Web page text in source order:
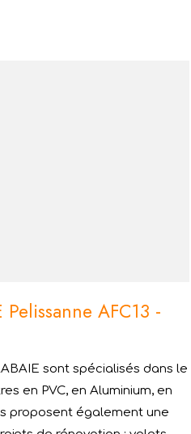
Pelissanne AFC13 -
sont spécialisés dans le
en PVC, en Aluminium, en
proposent également une